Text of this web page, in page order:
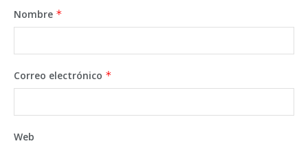
Nombre *
Correo electrónico *
Web